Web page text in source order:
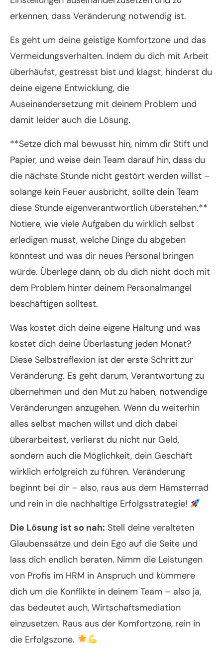
erkennen, dass Veränderung notwendig ist.
Es geht um deine geistige Komfortzone und das
Vermeidungsverhalten. Indem du dich mit Arbeit
überhäufst, gestresst bist und klagst, hinderst du
deine eigene Entwicklung, die
Auseinandersetzung mit deinem Problem und
damit leider auch die Lösung.
**Setze dich mal bewusst hin, nimm dir Stift und
Papier, und weise dein Team darauf hin, dass du
die nächste Stunde nicht gestört werden willst –
solange kein Feuer ausbricht, sollte dein Team
diese Stunde eigenverantwortlich überstehen.**
Notiere, wie viele Aufgaben du wirklich selbst
erledigen musst, welche Dinge du abgeben
könntest und was dir neues Personal bringen
würde. Überlege dann, ob du dich nicht doch mit
dem Problem hinter deinem Personalmangel
beschäftigen solltest.
Was kostet dich deine eigene Haltung und was
kostet dich deine Überlastung jeden Monat?
Diese Selbstreflexion ist der erste Schritt zur
Veränderung. Es geht darum, Verantwortung zu
übernehmen und den Mut zu haben, notwendige
Veränderungen anzugehen. Wenn du weiterhin
alles selbst machen willst und dich dabei
überarbeitest, verlierst du nicht nur Geld,
sondern auch die Möglichkeit, dein Geschäft
wirklich erfolgreich zu führen. Veränderung
beginnt bei dir – also, raus aus dem Hamsterrad
und rein in die nachhaltige Erfolgsstrategie!
Die Lösung ist so nah: Stell deine veralteten
Glaubenssätze und dein Ego auf die Seite und
lass dich endlich beraten. Nimm die Leistungen
von Profis im HRM in Anspruch und kümmere
dich um die Konflikte in deinem Team – also ja,
das bedeutet auch, Wirtschaftsmediation
einzusetzen. Raus aus der Komfortzone, rein in
die Erfolgszone.